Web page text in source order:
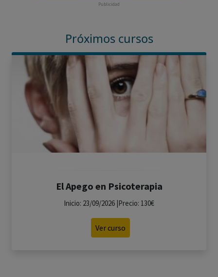
Publicidad
Próximos cursos
El Apego en Psicoterapia
Inicio: 23/09/2026 |Precio: 130€
Ver curso